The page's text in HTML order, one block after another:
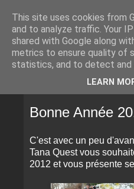
Bonne Année
C'est avec un peu
Tana Quest vous
2012 et vous présente
This site uses cookies from
and to analyze traffic. Your
shared with Google along
metrics to ensure quality of
statistics, and to detect and
LEARN